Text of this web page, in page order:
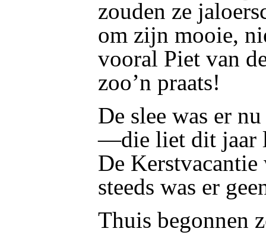
zouden ze
om zijn mooie,
vooral Piet van
zoo’n praats!
De slee was er
—die liet dit jaar
De
steeds was er
Thuis begonnen